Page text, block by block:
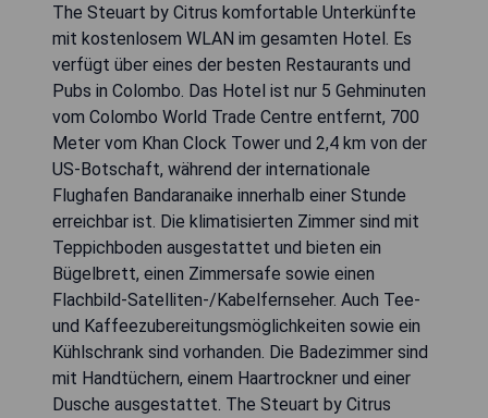
The Steuart by Citrus komfortable Unterkünfte
mit kostenlosem WLAN im gesamten Hotel. Es
verfügt über eines der besten Restaurants und
Pubs in Colombo. Das Hotel ist nur 5 Gehminuten
vom Colombo World Trade Centre entfernt, 700
Meter vom Khan Clock Tower und 2,4 km von der
US-Botschaft, während der internationale
Flughafen Bandaranaike innerhalb einer Stunde
erreichbar ist. Die klimatisierten Zimmer sind mit
Teppichboden ausgestattet und bieten ein
Bügelbrett, einen Zimmersafe sowie einen
Flachbild-Satelliten-/Kabelfernseher. Auch Tee-
und Kaffeezubereitungsmöglichkeiten sowie ein
Kühlschrank sind vorhanden. Die Badezimmer sind
mit Handtüchern, einem Haartrockner und einer
Dusche ausgestattet. The Steuart by Citrus